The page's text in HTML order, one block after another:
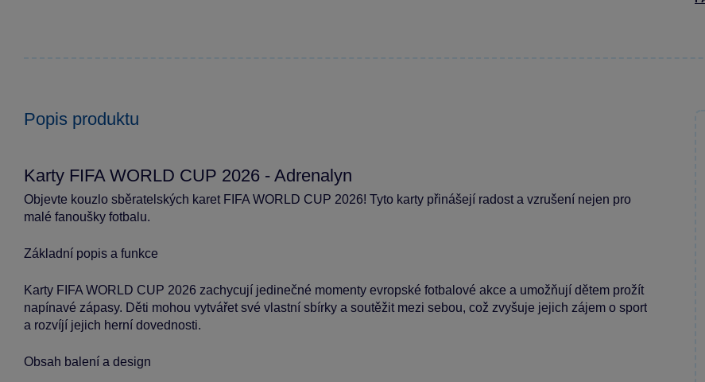
Popis produktu
Karty FIFA WORLD CUP 2026 - Adrenalyn
Objevte kouzlo sběratelských karet FIFA WORLD CUP 2026! Tyto karty přinášejí radost a vzrušení nejen pro
malé fanoušky fotbalu.
Základní popis a funkce
Karty FIFA WORLD CUP 2026 zachycují jedinečné momenty evropské fotbalové akce a umožňují dětem prožít
napínavé zápasy. Děti mohou vytvářet své vlastní sbírky a soutěžit mezi sebou, což zvyšuje jejich zájem o sport
a rozvíjí jejich herní dovednosti.
Obsah balení a design